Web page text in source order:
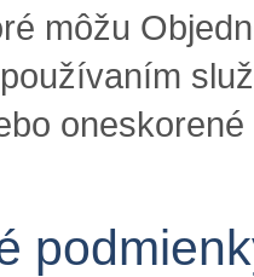
môžu